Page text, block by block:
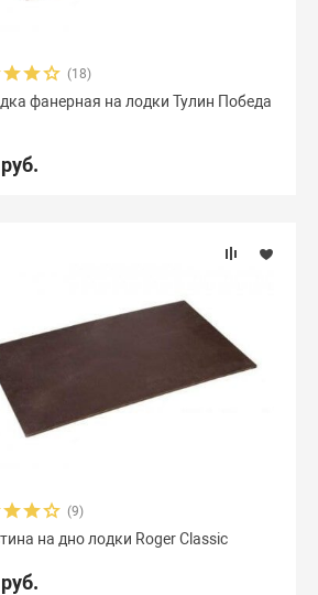
(18)
фанерная на лодки Тулин Победа
(9)
на дно лодки Roger Classic